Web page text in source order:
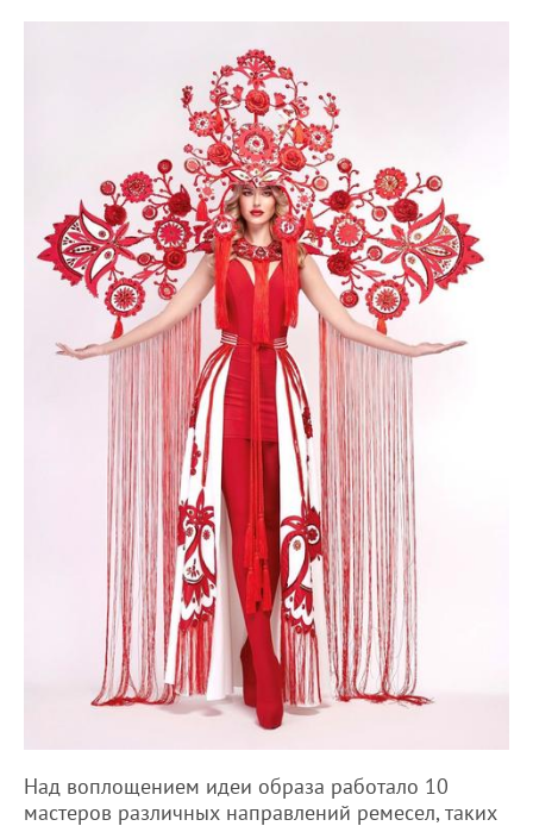
Над воплощением идеи образа работало 10
мастеров различных направлений ремесел, таких